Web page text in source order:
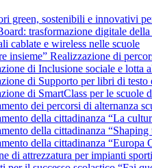
green, sostenibili e innovativi
trasformazione digitale
cablate e wireless nelle scuole
insieme” Realizzazione di
di Inclusione sociale e
di Supporto per libri di
di SmartClass per le
dei percorsi di alternanza
della cittadinanza “La
della cittadinanza
della cittadinanza “Europa
di attrezzatura per impianti